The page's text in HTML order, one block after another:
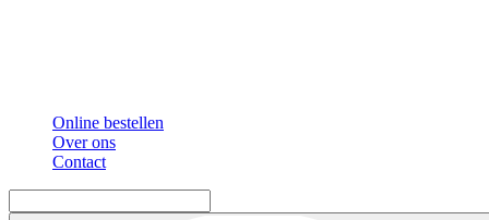
Online bestellen
Over ons
Contact